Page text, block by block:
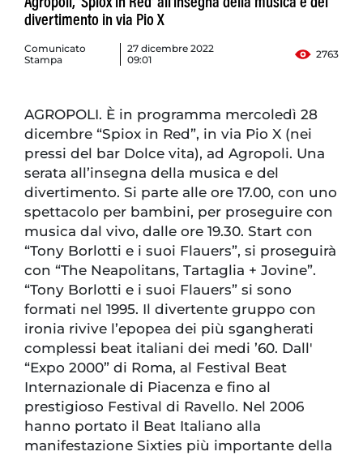
Agropoli, 'Spiox in Red' all'insegna della musica e del
divertimento in via Pio X
Comunicato
Stampa
27 dicembre 2022
09:01
2763
AGROPOLI. È in programma mercoledì 28
dicembre “Spiox in Red”, in via Pio X (nei
pressi del bar Dolce vita), ad Agropoli. Una
serata all’insegna della musica e del
divertimento. Si parte alle ore 17.00, con uno
spettacolo per bambini, per proseguire con
musica dal vivo, dalle ore 19.30. Start con
“Tony Borlotti e i suoi Flauers”, si proseguirà
con “The Neapolitans, Tartaglia + Jovine”.
“Tony Borlotti e i suoi Flauers” si sono
formati nel 1995. Il divertente gruppo con
ironia rivive l’epopea dei più sgangherati
complessi beat italiani dei medi ’60. Dall'
“Expo 2000” di Roma, al Festival Beat
Internazionale di Piacenza e fino al
prestigioso Festival di Ravello. Nel 2006
hanno portato il Beat Italiano alla
manifestazione Sixties più importante della